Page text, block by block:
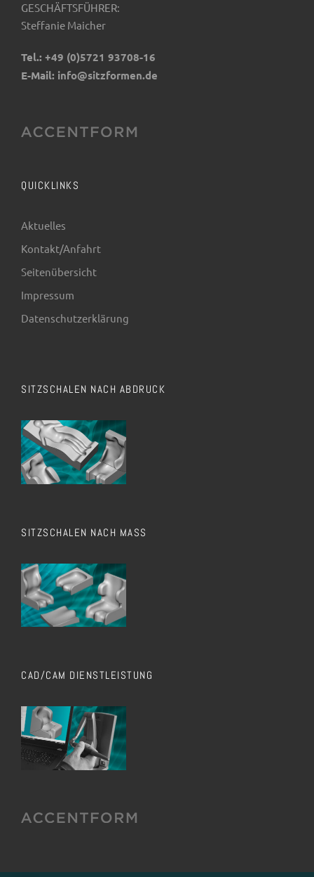
GESCHÄFTSFÜHRER:
Steffanie Maicher
Tel.: +49 (0)5721 93708-16
E-Mail: info@sitzformen.de
QUICKLINKS
Aktuelles
Kontakt/Anfahrt
Seitenübersicht
Impressum
Datenschutzerklärung
SITZSCHALEN NACH ABDRUCK
SITZSCHALEN NACH MASS
CAD/CAM DIENSTLEISTUNG